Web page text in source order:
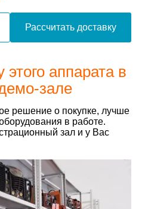
Рассчитать доставку
аппарата в
зале
решение о покупке, лучше
в работе.
зал и у Вас